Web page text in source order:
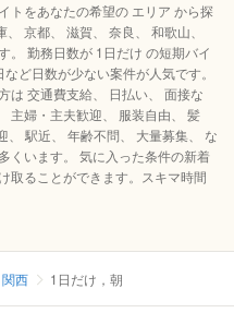
トをあなたの希望の エリア から探
京都、 滋賀、 奈良、 和歌山、
。 勤務日数が 1日だけ の短期バイ
ど日数が少ない案件が人気です。
は 交通費支給、 日払い、 面接な
主婦・主夫歓迎、 服装自由、 髪
、 駅近、 年齢不問、 大量募集、 な
くいます。 気に入った条件の新着
取ることができます。スキマ時間
関西 1日だけ，朝